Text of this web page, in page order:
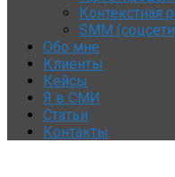
Контекстная
SMM
Обо мне
Клиенты
Кейсы
Я в СМИ
Статьи
Контакты